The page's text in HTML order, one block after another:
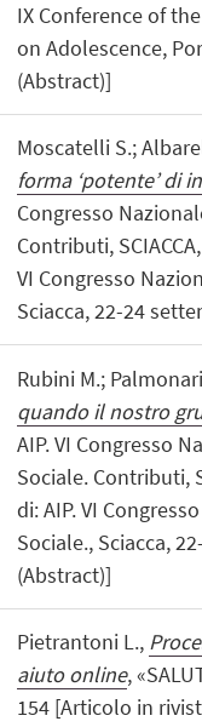
IX Conference of
on Adolescence,
(Abstract)]
Moscatelli S.;
forma ‘potente’ di
Congresso
Contributi,
VI Congresso
Sciacca, 22-24
Rubini M.;
quando il nostro
AIP. VI Congresso
Sociale. Contributi,
di: AIP. VI
Sociale., Sciacca,
(Abstract)]
Pietrantoni L.,
aiuto online,
154 [Articolo in